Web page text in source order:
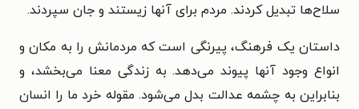
سلاح‌ها تبدیل کردند. مردم برای آنها زیستند و جان سپردند.
داستان یک فرهنگ، پیرنگی است که مردمانش را به مکان و
انواع وجود آنها پیوند می‌دهد. به زندگی معنا می‌بخشد، و
بنابراین به چشمه عدالت بدل می‌شود. مقوله خرد ما را انسان